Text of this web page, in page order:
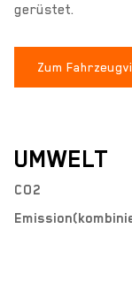
gerüstet.
Zum
UMWELT
CO2